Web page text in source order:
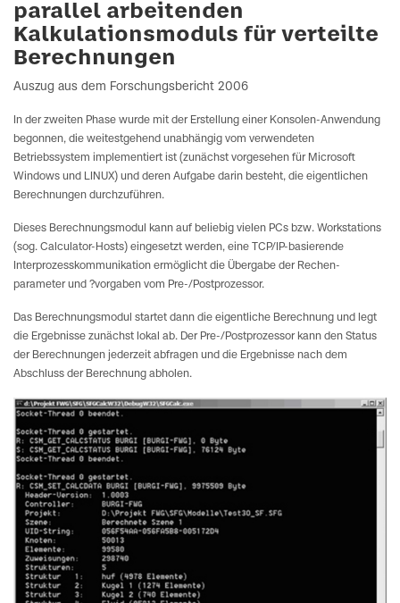
parallel arbeitenden
Kalkulationsmoduls für verteilte
Berechnungen
Auszug aus dem Forschungsbericht 2006
In der zweiten Phase wurde mit der Erstellung einer Konsolen-Anwendung
begonnen, die weitestgehend unabhängig vom verwendeten
Betriebssystem implementiert ist (zunächst vorgesehen für Microsoft
Windows und LINUX) und deren Aufgabe darin besteht, die eigentlichen
Berechnungen durchzuführen.
Dieses Berechnungsmodul kann auf beliebig vielen PCs bzw. Workstations
(sog. Calculator-Hosts) eingesetzt werden, eine TCP/IP-basierende
Interprozesskommunikation ermöglicht die Übergabe der Rechen-
parameter und ?vorgaben vom Pre-/Postprozessor.
Das Berechnungsmodul startet dann die eigentliche Berechnung und legt
die Ergebnisse zunächst lokal ab. Der Pre-/Postprozessor kann den Status
der Berechnungen jederzeit abfragen und die Ergebnisse nach dem
Abschluss der Berechnung abholen.